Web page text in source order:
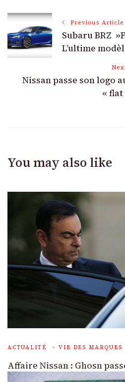
Post
Navigation
Previous Article
Subaru BRZ
L’ultime
Nissan passe son logo
« flat
You may also like
ACTUALITÉ VIE DES MARQUES
Affaire Nissan : Ghosn